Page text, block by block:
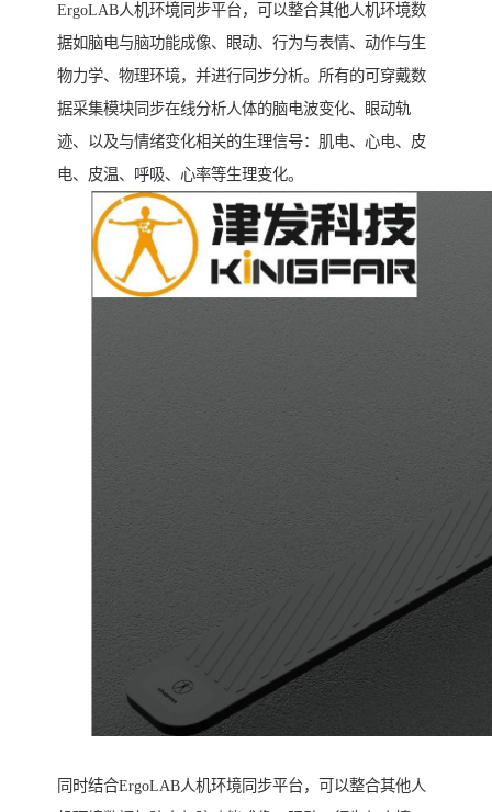
ErgoLAB人机环境同步平台，可以整合其他人机环境数
据如脑电与脑功能成像、眼动、行为与表情、动作与生
物力学、物理环境，并进行同步分析。所有的可穿戴数
据采集模块同步在线分析人体的脑电波变化、眼动轨
迹、以及与情绪变化相关的生理信号：肌电、心电、皮
电、皮温、呼吸、心率等生理变化。
同时结合ErgoLAB人机环境同步平台，可以整合其他人